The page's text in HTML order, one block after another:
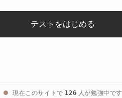
テストをはじめる
● 現在このサイトで 125 人が勉強中です